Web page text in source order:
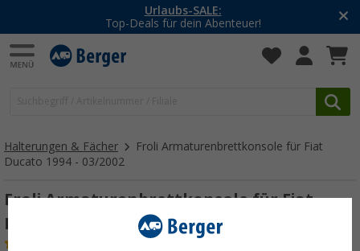
Urlaubs-SALE:
Top-Deals für dein Abenteuer!
Halterungen & Fächer
Froli Armaturenbrettkonsole für Fiat
Ducato 1994 - 03/2002
Froli Armaturenbrettkonsole für Fiat
Ducato 1994 - 03/2002